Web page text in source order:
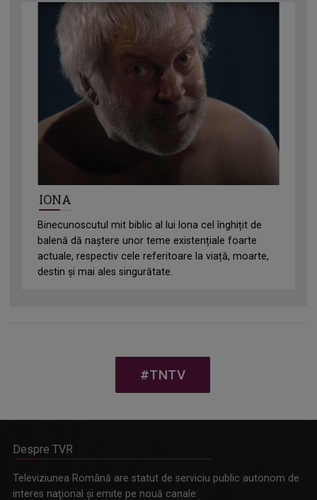
IONA
Binecunoscutul mit biblic al lui Iona cel înghițit de
balenă dă naștere unor teme existențiale foarte
actuale, respectiv cele referitoare la viață, moarte,
destin și mai ales singurătate.
#TNTV
Despre TVR
Televiziunea Română are statut de serviciu public autonom de
interes naţional şi emite pe nouă canale: